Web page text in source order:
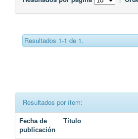
Resultados 1-1 de 1.
Resultados por ítem:
Fecha de
publicación
Título